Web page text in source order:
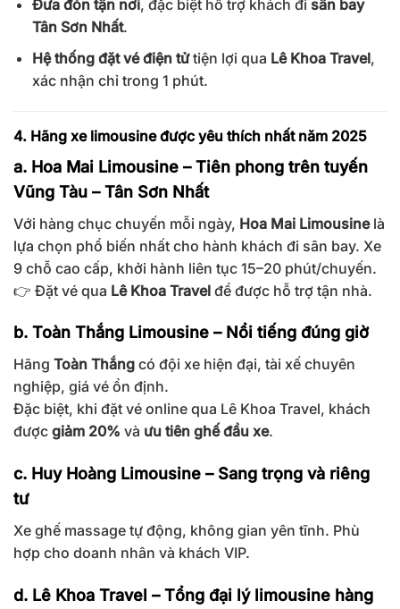
Đưa đón tận nơi, đặc biệt hỗ trợ khách đi sân bay
Tân Sơn Nhất.
Hệ thống đặt vé điện tửtiện lợi qua Lê Khoa Travel,
xác nhận chỉ trong 1 phút.
4. Hãng xe limousine được yêu thích nhất năm 2025
a. Hoa Mai Limousine – Tiên phong trên tuyến
Vũng Tàu – Tân Sơn Nhất
Với hàng chục chuyến mỗi ngày, Hoa Mai Limousinelà
lựa chọn phổ biến nhất cho hành khách đi sân bay. Xe
9 chỗ cao cấp, khởi hành liên tục 15–20 phút/chuyến.
👉 Đặt vé qua Lê Khoa Travel để được hỗ trợ tận nhà.
b. Toàn Thắng Limousine – Nổi tiếng đúng giờ
Hãng Toàn Thắng có đội xe hiện đại, tài xế chuyên
nghiệp, giá vé ổn định.
Đặc biệt, khi đặt vé online qua Lê Khoa Travel, khách
được giảm 20% và ưu tiên ghế đầu xe.
c. Huy Hoàng Limousine – Sang trọng và riêng
tư
Xe ghế massage tự động, không gian yên tĩnh. Phù
hợp cho doanh nhân và khách VIP.
d. Lê Khoa Travel – Tổng đại lý limousine hàng